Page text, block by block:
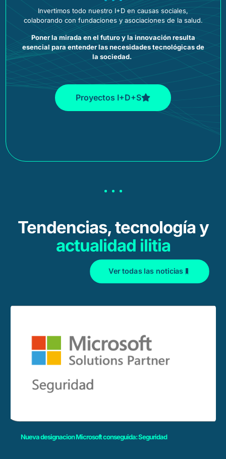
Invertimos todo nuestro I+D en causas sociales,
colaborando con fundaciones y asociaciones de la salud.
Poner la mirada en el futuro y la innovación resulta
esencial para entender las necesidades tecnológicas de
la sociedad.
Proyectos I+D+S
Tendencias, tecnología y
actualidad ilitia
Ver todas las noticias
Nueva designacion Microsoft conseguida: Seguridad